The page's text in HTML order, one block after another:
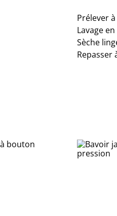
Prélever
Lavage
Sèche
Repasser